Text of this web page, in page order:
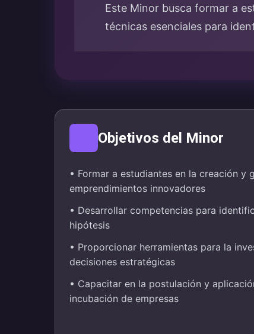
Este Minor busca formar a
técnicas esenciales para
Objetivos del Minor
• Formar a estudiantes en la creación y
emprendimientos innovadores
• Desarrollar competencias para
hipótesis
• Proporcionar herramientas para la
decisiones estratégicas
• Capacitar en la postulación y
incubación de empresas